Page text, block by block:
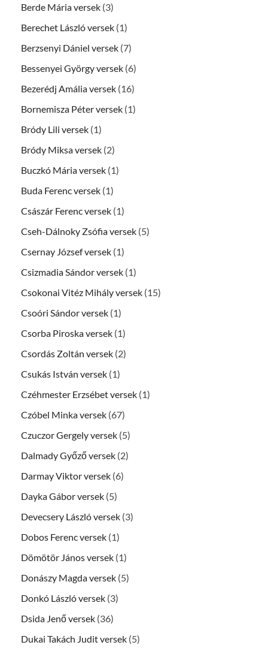
Berde Mária versek (3)
Berechet László versek (1)
Berzsenyi Dániel versek (7)
Bessenyei György versek (6)
Bezerédj Amália versek (16)
Bornemisza Péter versek (1)
Bródy Lili versek (1)
Bródy Miksa versek (2)
Buczkó Mária versek (1)
Buda Ferenc versek (1)
Császár Ferenc versek (1)
Cseh-Dálnoky Zsófia versek (5)
Csernay József versek (1)
Csizmadia Sándor versek (1)
Csokonai Vitéz Mihály versek (15)
Csoóri Sándor versek (1)
Csorba Piroska versek (1)
Csordás Zoltán versek (2)
Csukás István versek (1)
Czéhmester Erzsébet versek (1)
Czóbel Minka versek (67)
Czuczor Gergely versek (5)
Dalmady Győző versek (2)
Darmay Viktor versek (6)
Dayka Gábor versek (5)
Devecsery László versek (3)
Dobos Ferenc versek (1)
Dömötör János versek (1)
Donászy Magda versek (5)
Donkó László versek (3)
Dsida Jenő versek (36)
Dukai Takách Judit versek (5)